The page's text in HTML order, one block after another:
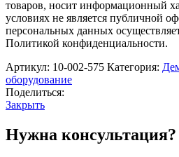
товаров, носит информационный
условиях не является публичной
персональных данных
Политикой конфиденциальности.
Артикул: 10-002-575 Категория:
оборудование
Поделиться:
Закрыть
Нужна консультация?